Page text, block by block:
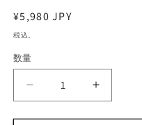
通
常
格
¥5,980 JPY
税込。
数量
CIO